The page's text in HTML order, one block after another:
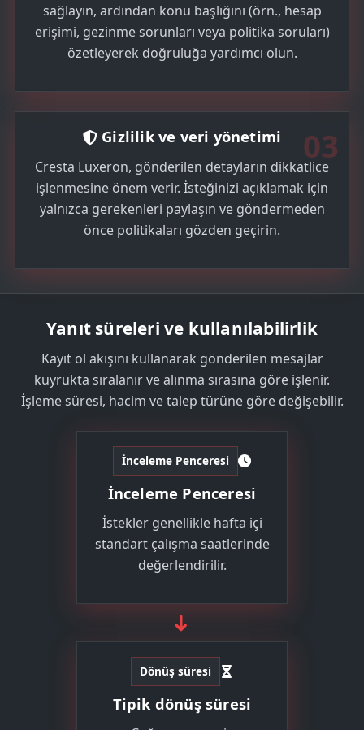
sağlayın, ardından konu başlığını (örn., hesap
erişimi, gezinme sorunları veya politika soruları)
özetleyerek doğruluğa yardımcı olun.
03
Gizlilik ve veri yönetimi
Cresta Luxeron, gönderilen detayların dikkatlice
işlenmesine önem verir. İsteğinizi açıklamak için
yalnızca gerekenleri paylaşın ve göndermeden
önce politikaları gözden geçirin.
Yanıt süreleri ve kullanılabilirlik
Kayıt ol akışını kullanarak gönderilen mesajlar
kuyrukta sıralanır ve alınma sırasına göre işlenir.
İşleme süresi, hacim ve talep türüne göre değişebilir.
İnceleme Penceresi
İnceleme Penceresi
İstekler genellikle hafta içi
standart çalışma saatlerinde
değerlendirilir.
➜
Dönüş süresi
Tipik dönüş süresi